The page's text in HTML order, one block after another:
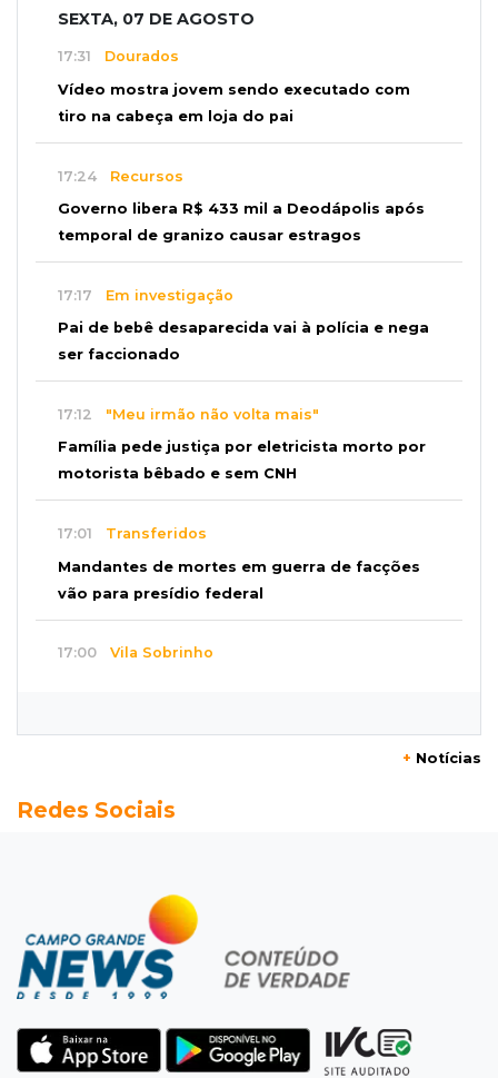
SEXTA, 07 DE AGOSTO
17:31 Dourados
Vídeo mostra jovem sendo executado com
tiro na cabeça em loja do pai
17:24 Recursos
Governo libera R$ 433 mil a Deodápolis após
temporal de granizo causar estragos
17:17 Em investigação
Pai de bebê desaparecida vai à polícia e nega
ser faccionado
17:12 "Meu irmão não volta mais"
Família pede justiça por eletricista morto por
motorista bêbado e sem CNH
17:01 Transferidos
Mandantes de mortes em guerra de facções
vão para presídio federal
17:00 Vila Sobrinho
Pet shop é recorrente na venda de cães "fake"
Adoção especial
Cachorrinho que perdeu um olho espera por
novo lar no CCZ
Cágado surge na Ernesto Geisel e motorista
encara barranco para ajudar
+ Notícias
Redes Sociais